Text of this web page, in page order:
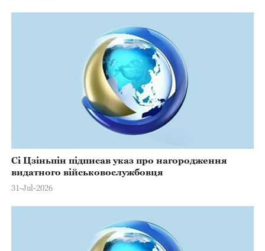
Сі Цзіньпін підписав указ про нагородження
видатного військовослужбовця
31-Jul-2026